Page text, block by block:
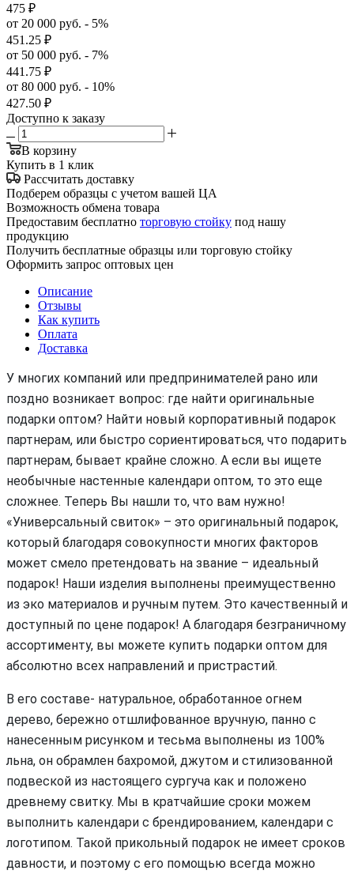
475 ₽
от 20 000 руб. - 5%
451.25 ₽
от 50 000 руб. - 7%
441.75 ₽
от 80 000 руб. - 10%
427.50 ₽
Доступно к заказу
В корзину
Купить в 1 клик
Рассчитать доставку
Подберем образцы с учетом вашей ЦА
Возможность обмена товара
Предоставим бесплатно торговую стойку под нашу
продукцию
Получить бесплатные образцы или торговую стойку
Оформить запрос оптовых цен
Описание
Отзывы
Как купить
Оплата
Доставка
У многих компаний или предпринимателей рано или
поздно возникает вопрос: где найти оригинальные
подарки оптом? Найти новый корпоративный подарок
партнерам, или быстро сориентироваться, что подарить
партнерам, бывает крайне сложно. А если вы ищете
необычные настенные календари оптом, то это еще
сложнее. Теперь Вы нашли то, что вам нужно!
«Универсальный свиток» – это оригинальный подарок,
который благодаря совокупности многих факторов
может смело претендовать на звание – идеальный
подарок! Наши изделия выполнены преимущественно
из эко материалов и ручным путем. Это качественный и
доступный по цене подарок! А благодаря безграничному
ассортименту, вы можете купить подарки оптом для
абсолютно всех направлений и пристрастий.
В его составе- натуральное, обработанное огнем
дерево, бережно отшлифованное вручную, панно с
нанесенным рисунком и тесьма выполнены из 100%
льна, он обрамлен бахромой, джутом и стилизованной
подвеской из настоящего сургуча как и положено
древнему свитку. Мы в кратчайшие сроки можем
выполнить календари с брендированием, календари с
логотипом. Такой прикольный подарок не имеет сроков
давности, и поэтому с его помощью всегда можно